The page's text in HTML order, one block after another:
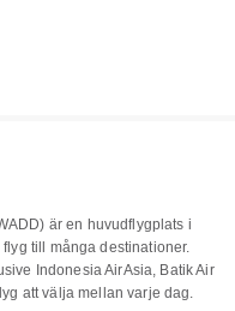
är en huvudflygplats i
till många destinationer.
Indonesia AirAsia, Batik Air
att välja mellan varje dag.